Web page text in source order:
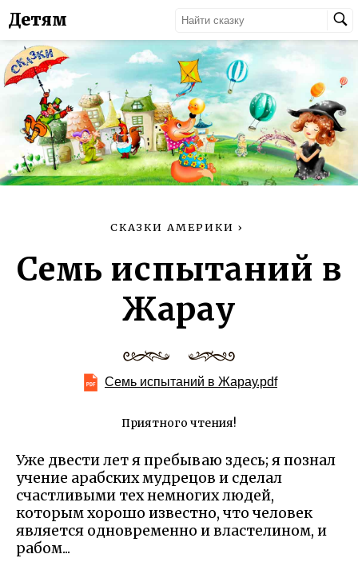
Детям
СКАЗКИ АМЕРИКИ ›
Семь испытаний в
Жарау
Семь испытаний в Жарау.pdf
Приятного чтения!
Уже двести лет я пребываю здесь; я познал
учение арабских мудрецов и сделал
счастливыми тех немногих людей,
которым хорошо известно, что человек
является одновременно и властелином, и
рабом...